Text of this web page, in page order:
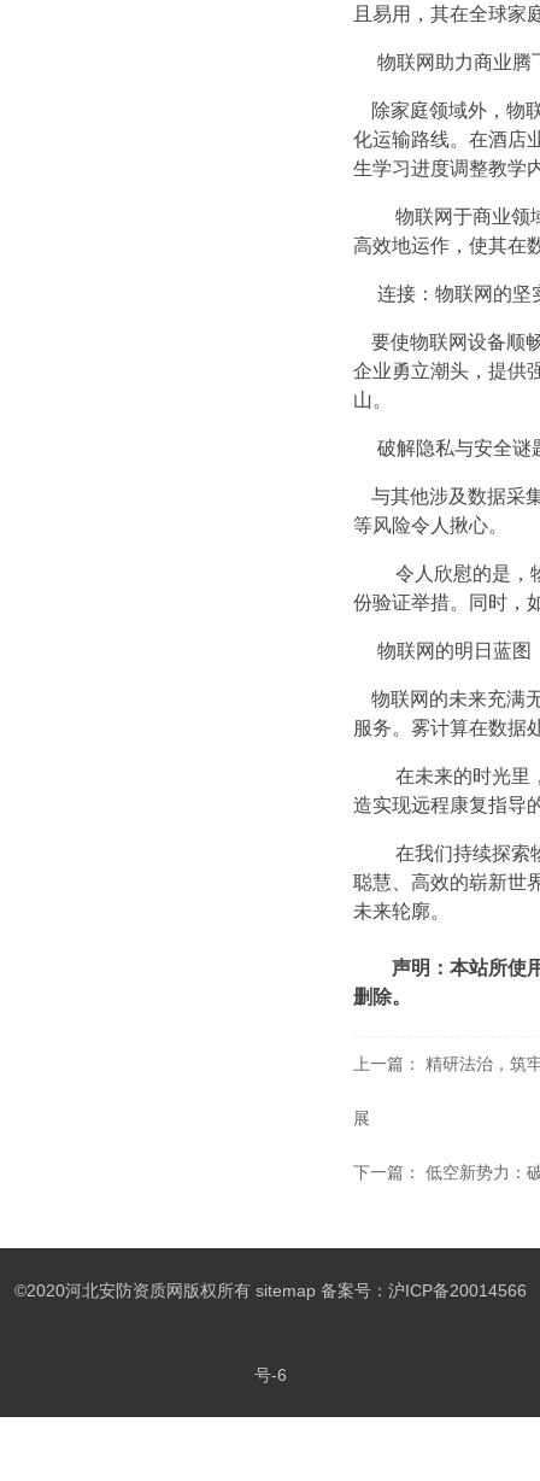
且易用，其在全球家
物联网助力商业腾
除家庭领域外，物
化运输路线。在酒店
生学习进度调整教学
物联网于商业领
高效地运作，使其在
连接：物联网的坚
要使物联网设备顺
企业勇立潮头，提供
山。
破解隐私与安全谜
与其他涉及数据采
等风险令人揪心。
令人欣慰的是，
份验证举措。同时，
物联网的明日蓝图
物联网的未来充满
服务。雾计算在数据
在未来的时光里
造实现远程康复指导
在我们持续探索
聪慧、高效的崭新世
未来轮廓。
声明：本站所使
删除。
上一篇： 精研法治，筑
展
下一篇： 低空新势力：
©2020河北安防资质网版权所有 sitemap备案号： 沪ICP备20014566
号-6